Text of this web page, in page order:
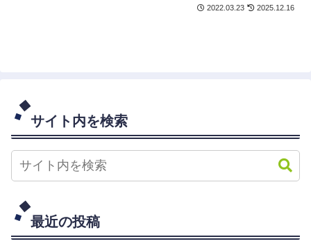
2022.03.23 2025.12.16
サイト内を検索
最近の投稿